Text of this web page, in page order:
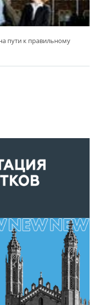
пути к правильному